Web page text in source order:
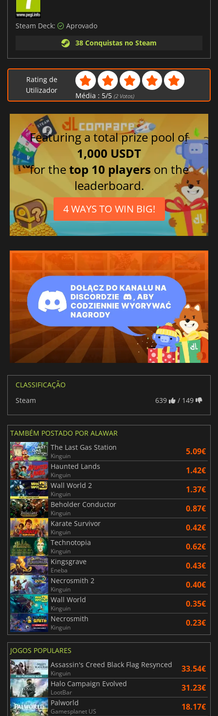
Steam Deck:
Aprovado
38 Conquistas no Steam
Rating de
Utilizador
Média : 5/5 (2Votos)
Featuring a total prize pool of
1,000 USDT
for thetop 10 players on the
leaderboard.
4 WAYS TO WIN BIG!
CLASSIFICAÇÃO
Steam
639 / 149
TAMBÉM POSTADO POR ALAWAR
The Last Gas Station
Kinguin 5.09€
Haunted Lands
Kinguin 1.42€
Wall World 2
Kinguin 1.37€
Beholder Conductor
Kinguin 0.87€
Karate Survivor
Kinguin 0.42€
Technotopia
Kinguin 0.62€
Kingsgrave
Eneba 0.43€
Necrosmith 2
Kinguin 0.40€
Wall World
Kinguin 0.35€
Necrosmith
Kinguin 0.23€
JOGOS POPULARES
Assassin's Creed Black Flag Resynced
Kinguin 33.54€
Halo Campaign Evolved
LootBar 31.23€
Palworld
Gamesplanet US 18.17€